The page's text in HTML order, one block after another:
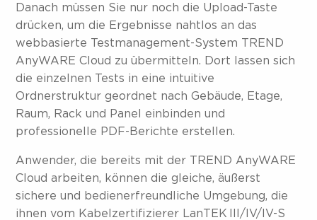
Danach müssen Sie nur noch die Upload-Taste
drücken, um die Ergebnisse nahtlos an das
webbasierte Testmanagement-System TREND
AnyWARE Cloud zu übermitteln. Dort lassen sich
die einzelnen Tests in eine intuitive
Ordnerstruktur geordnet nach Gebäude, Etage,
Raum, Rack und Panel einbinden und
professionelle PDF-Berichte erstellen.
Anwender, die bereits mit der TREND AnyWARE
Cloud arbeiten, können die gleiche, äußerst
sichere und bedienerfreundliche Umgebung, die
ihnen vom Kabelzertifizierer LanTEK III/IV/IV-S